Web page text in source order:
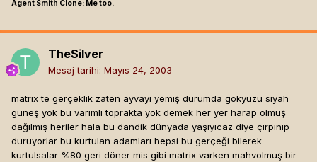
Agent Smith Clone: Me too.
TheSilver
Mesaj tarihi: Mayıs 24, 2003
matrix te gerçeklik zaten ayvayı yemiş durumda gökyüzü siyah
güneş yok bu varimli toprakta yok demek her yer harap olmuş
dağılmış heriler hala bu dandik dünyada yaşıyıcaz diye çırpınıp
duruyorlar bu kurtulan adamları hepsi bu gerçeği bilerek
kurtulsalar %80 geri döner mis gibi matrix varken mahvolmuş bir